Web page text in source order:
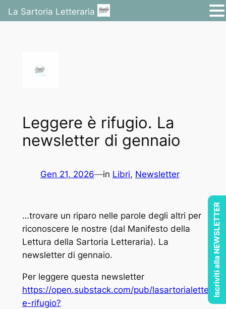
Leggere è rifugio. La
newsletter di gennaio
Gen 21, 2026—in Libri, Newsletter
…trovare un riparo nelle parole degli altri per
riconoscere le nostre (dal Manifesto della
Lettura della Sartoria Letteraria). La
newsletter di gennaio.
Per leggere questa newsletter
https://open.substack.com/pub/
e-rifugio?
La Sartoria Letteraria
Iscriviti alla NEWSLETTER